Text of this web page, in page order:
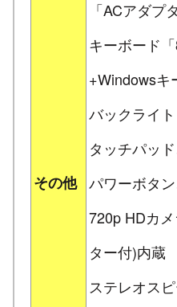
その他
「ACアダプ
キーボード
+Windowsキ
バックライ
タッチパッド
パワーボタン
720p HDカ
ター付)内蔵
ステレオス